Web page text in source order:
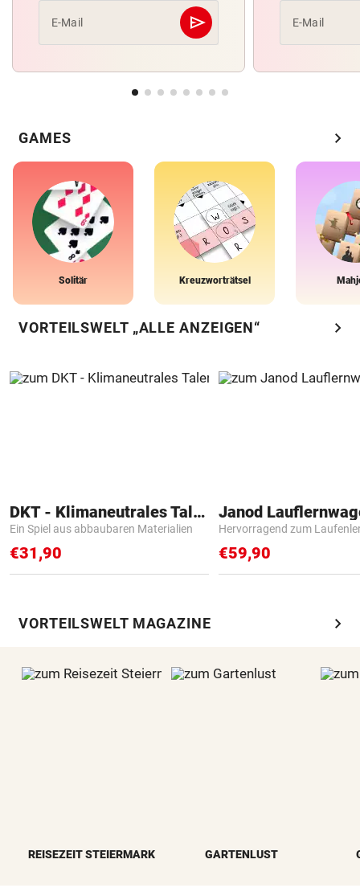
E-Mail send
Abschicken E-Mail
GAMES chevron_right
Solitär Kreuzworträtsel
VORTEILSWELT „ALLE ANZEIGEN“ chevron_right
DKT - Klimaneutrales Talent
Ein Spiel aus abbaubaren Materialien
€31,90
Janod
Hervorragend zum
€59,90
VORTEILSWELT MAGAZINE chevron_right
REISEZEIT STEIERMARK GARTENLUST